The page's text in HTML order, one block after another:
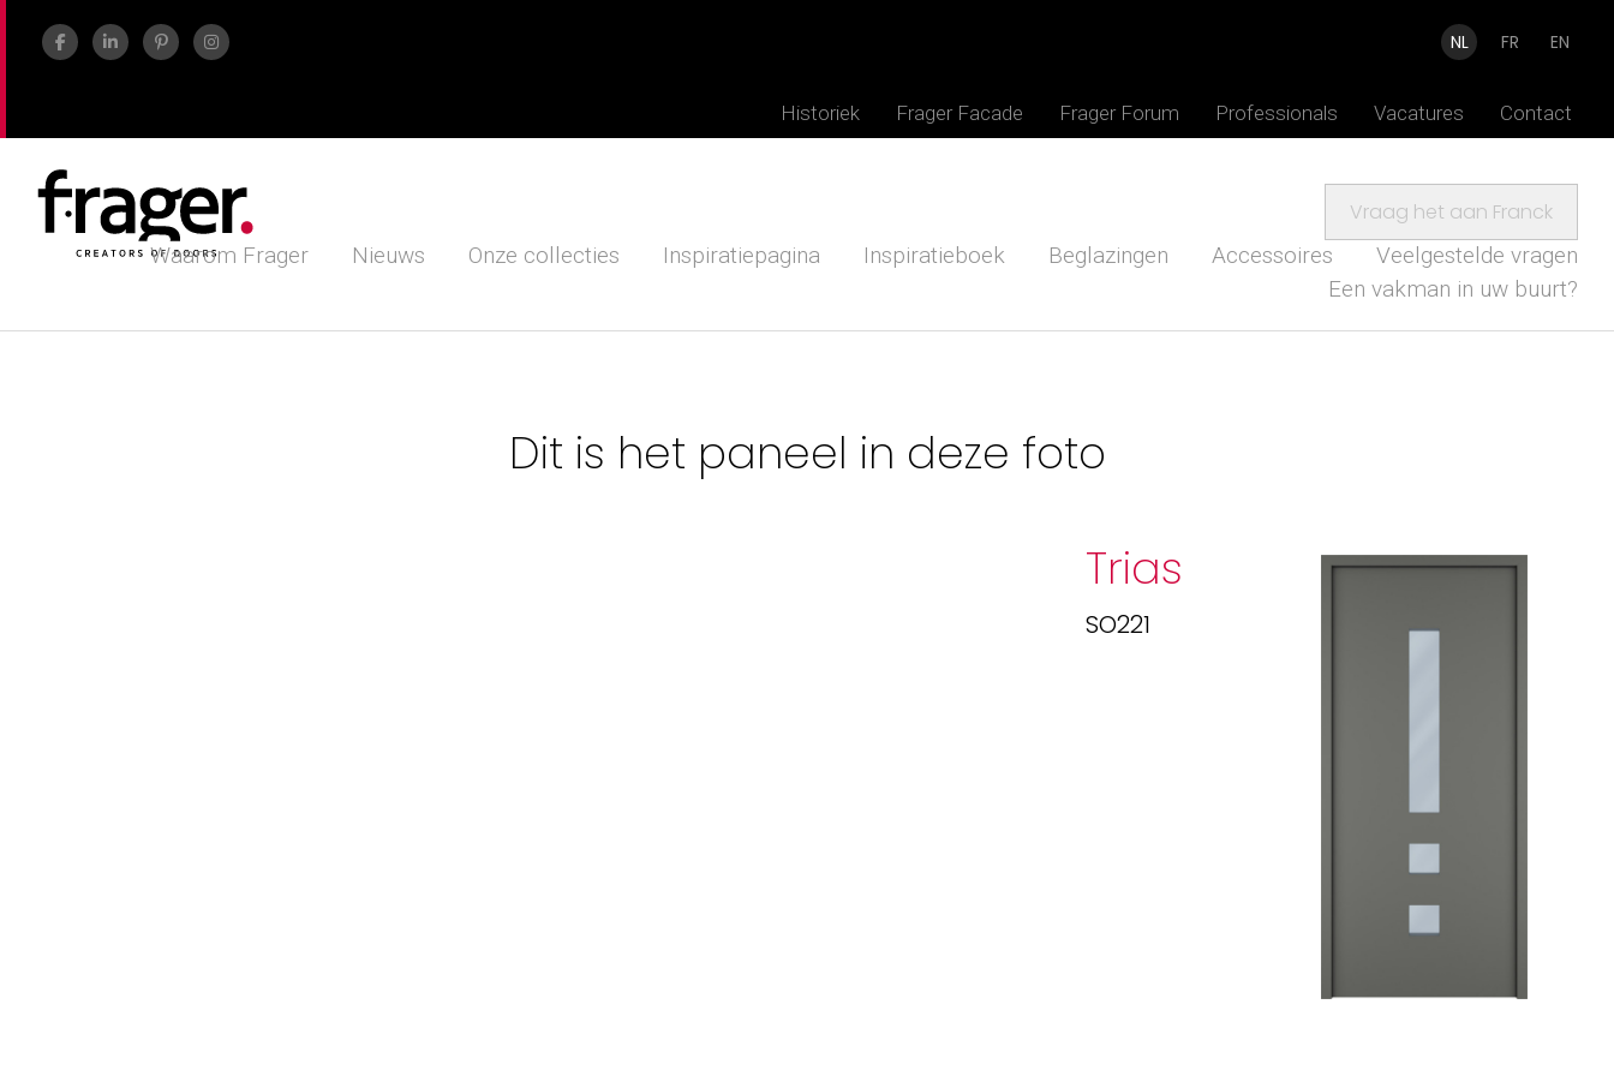
NL FR EN
Historiek Frager Facade Frager Forum Professionals Vacatures Contact
Vraag het aan Franck
Waarom Frager
Nieuws Onze collecties Inspiratiepagina Inspiratieboek Beglazingen Accessoires
Veelgestelde vragen
Een vakman in uw buurt?
Dit is het paneel in deze foto
Trias
SO221